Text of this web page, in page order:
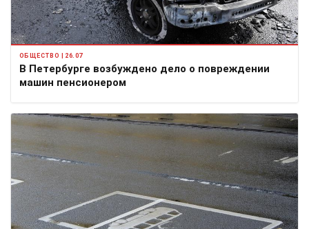
ОБЩЕСТВО | 26.07
В Петербурге возбуждено дело о повреждении
машин пенсионером